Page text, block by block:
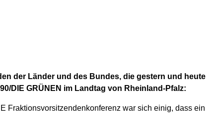
der Länder und des Bundes, die gestern und heute
DIE GRÜNEN im Landtag von Rheinland-Pfalz:
Fraktionsvorsitzendenkonferenz war sich einig, dass ein